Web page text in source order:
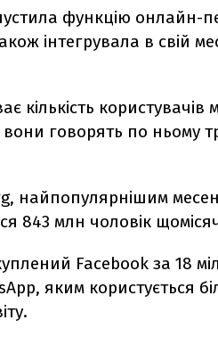
функцію онлайн-
інтегрувала в свій
кількість користувачів
говорять по ньому
найпопулярнішим
843 млн чоловік
Facebook за 18
яким користується